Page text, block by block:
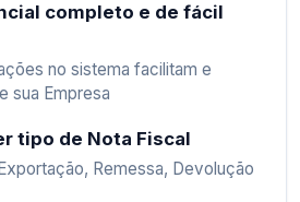
completo e de fácil
no sistema facilitam e
sua Empresa
tipo de Nota Fiscal
Remessa, Devolução